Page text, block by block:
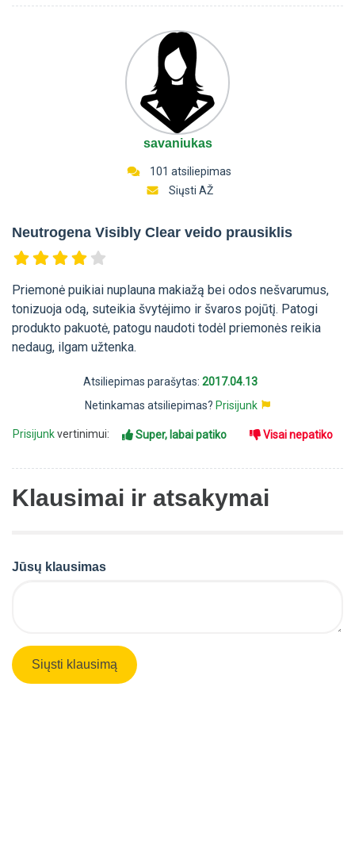
savaniukas
101 atsiliepimas
Siųsti AŽ
Neutrogena Visibly Clear veido prausiklis
Priemonė puikiai nuplauna makiažą bei odos nešvarumus,
tonizuoja odą, suteikia švytėjimo ir švaros pojūtį. Patogi
produkto pakuotė, patogu naudoti todėl priemonės reikia
nedaug, ilgam užtenka.
Atsiliepimas parašytas: 2017.04.13
Netinkamas atsiliepimas? Prisijunk
Prisijunkvertinimui: Super, labai patiko Visai nepatiko
Klausimai ir atsakymai
Jūsų klausimas